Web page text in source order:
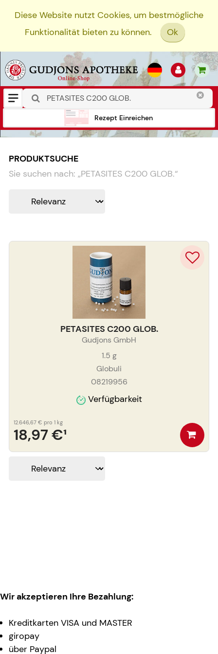
Diese Website nutzt Cookies, um bestmögliche
Funktionalität bieten zu können.
Ok
Rezept Einreichen
PRODUKTSUCHE
Sie suchen nach: „PETASITES C200 GLOB.“
PETASITES C200 GLOB.
Gudjons GmbH
1.5 g
Globuli
08219956
Verfügbarkeit
18,97 €¹
12.646,67 € pro 1 kg
Wir akzeptieren Ihre Bezahlung:
Kreditkarten VISA und MASTER
giropay
über Paypal